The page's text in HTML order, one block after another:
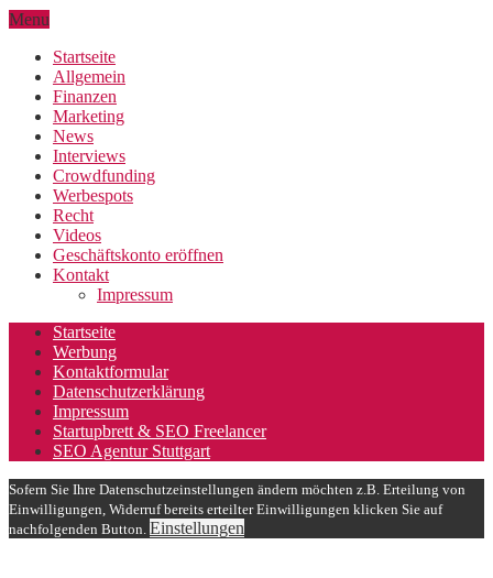
Menu
Startseite
Allgemein
Finanzen
Marketing
News
Interviews
Crowdfunding
Werbespots
Recht
Videos
Geschäftskonto eröffnen
Kontakt
Impressum
Startseite
Werbung
Kontaktformular
Datenschutzerklärung
Impressum
Startupbrett & SEO Freelancer
SEO Agentur Stuttgart
Sofern Sie Ihre Datenschutzeinstellungen ändern möchten z.B. Erteilung von
Einwilligungen, Widerruf bereits erteilter Einwilligungen klicken Sie auf
nachfolgenden Button. Einstellungen